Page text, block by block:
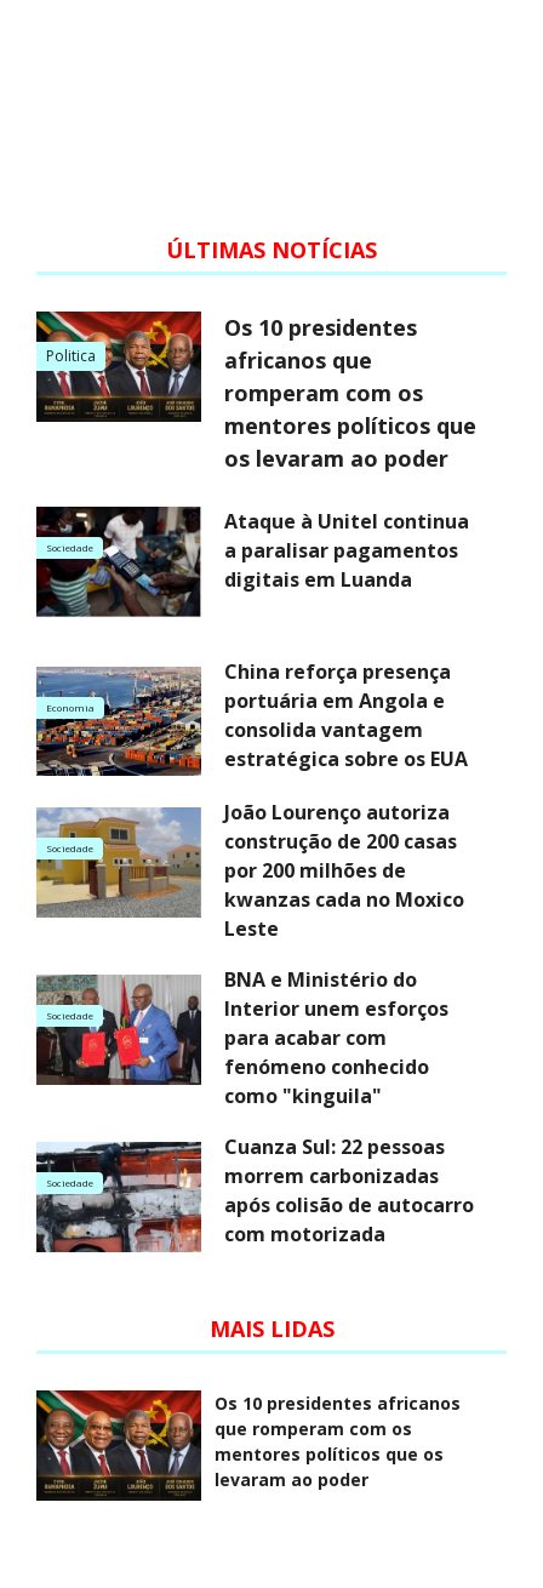
ÚLTIMAS NOTÍCIAS
Politica
Os 10 presidentes
africanos que
romperam com os
mentores políticos que
os levaram ao poder
Sociedade
Ataque à Unitel continua
a paralisar pagamentos
digitais em Luanda
Economia
China reforça presença
portuária em Angola e
consolida vantagem
estratégica sobre os EUA
Sociedade
João Lourenço autoriza
construção de 200 casas
por 200 milhões de
kwanzas cada no Moxico
Leste
Sociedade
BNA e Ministério do
Interior unem esforços
para acabar com
fenómeno conhecido
como "kinguila"
Sociedade
Cuanza Sul: 22 pessoas
morrem carbonizadas
após colisão de autocarro
com motorizada
MAIS LIDAS
Os 10 presidentes africanos
que romperam com os
mentores políticos que os
levaram ao poder